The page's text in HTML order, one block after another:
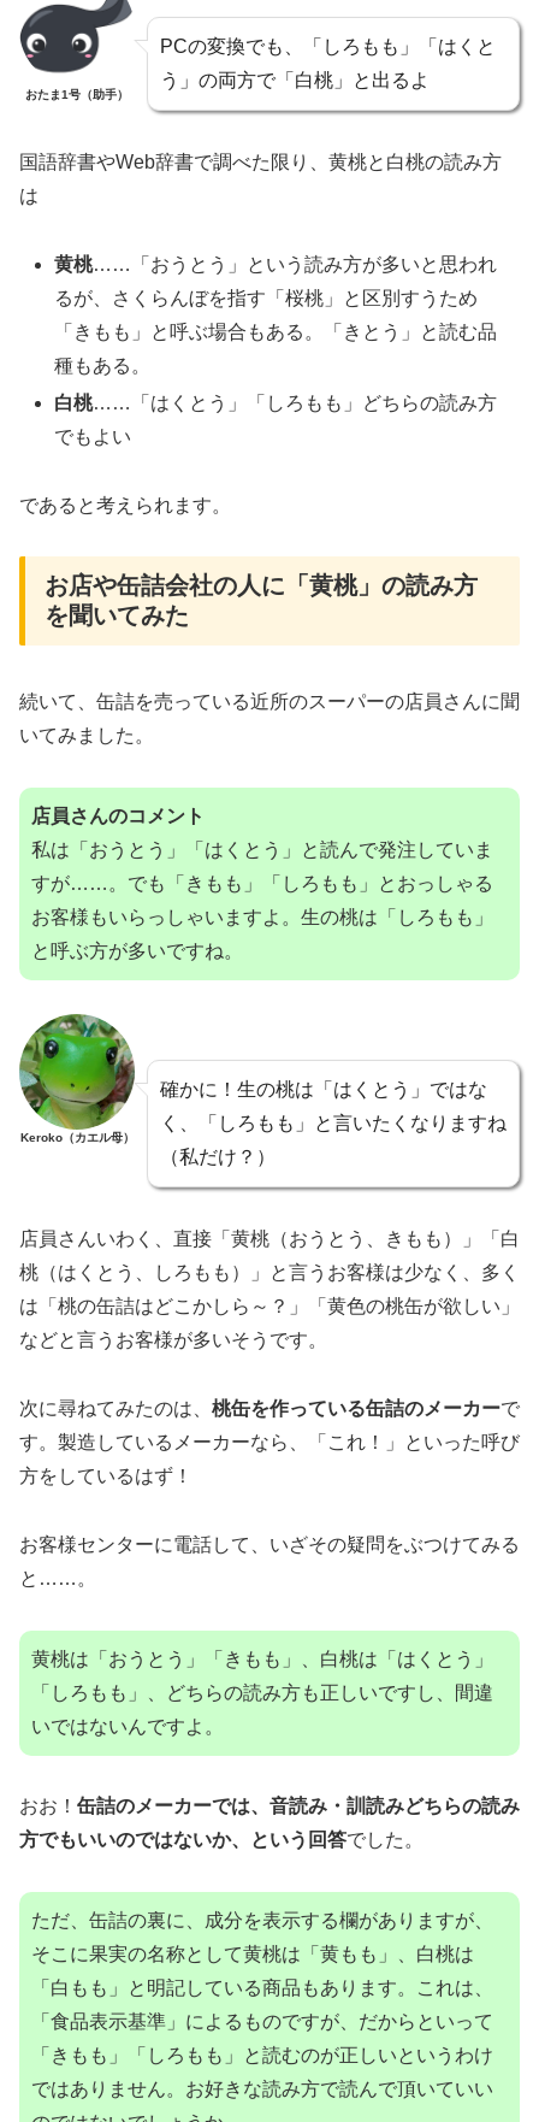
おたま1号（助手）
PCの変換でも、「しろもも」「はくと
う」の両方で「白桃」と出るよ
国語辞書やWeb辞書で調べた限り、黄桃と白桃の読み方
は
黄桃……「おうとう」という読み方が多いと思われ
るが、さくらんぼを指す「桜桃」と区別すうため
「きもも」と呼ぶ場合もある。「きとう」と読む品
種もある。
白桃……「はくとう」「しろもも」どちらの読み方
でもよい
であると考えられます。
お店や缶詰会社の人に「黄桃」の読み方
を聞いてみた
続いて、缶詰を売っている近所のスーパーの店員さんに聞
いてみました。
店員さんのコメント
私は「おうとう」「はくとう」と読んで発注していま
すが……。でも「きもも」「しろもも」とおっしゃる
お客様もいらっしゃいますよ。生の桃は「しろもも」
と呼ぶ方が多いですね。
Keroko（カエル母）
確かに！生の桃は「はくとう」ではな
く、「しろもも」と言いたくなりますね
（私だけ？）
店員さんいわく、直接「黄桃（おうとう、きもも）」「白
桃（はくとう、しろもも）」と言うお客様は少なく、多く
は「桃の缶詰はどこかしら～？」「黄色の桃缶が欲しい」
などと言うお客様が多いそうです。
次に尋ねてみたのは、 桃缶を作っている缶詰のメーカーで
す。製造しているメーカーなら、「これ！」といった呼び
方をしているはず！
お客様センターに電話して、いざその疑問をぶつけてみる
と……。
黄桃は「おうとう」「きもも」、白桃は「はくとう」
「しろもも」、どちらの読み方も正しいですし、間違
いではないんですよ。
おお！ 缶詰のメーカーでは、音読み・訓読みどちらの読み
方でもいいのではないか、という回答でした。
ただ、缶詰の裏に、成分を表示する欄がありますが、
そこに果実の名称として黄桃は「黄もも」、白桃は
「白もも」と‭明記している商品もあります。これは、
「食品表示基準」によるものですが、だからといって
「きもも」「しろもも」と読むのが正しいというわけ
ではありません。お好きな読み方で読んで頂いていい